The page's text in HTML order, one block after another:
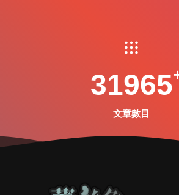
31965
文章數目